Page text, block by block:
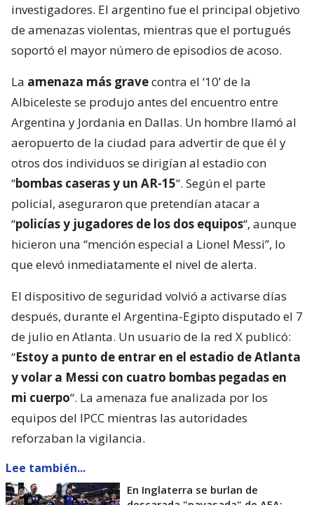
investigadores. El argentino fue el principal objetivo
de amenazas violentas, mientras que el portugués
soportó el mayor número de episodios de acoso.
La amenaza más gravecontra el ‘10’ de la
Albiceleste se produjo antes del encuentro entre
Argentina y Jordania en Dallas. Un hombre llamó al
aeropuerto de la ciudad para advertir de que él y
otros dos individuos se dirigían al estadio con
“bombas caseras y un AR-15“. Según el parte
policial, aseguraron que pretendían atacar a
“policías y jugadores de los dos equipos“, aunque
hicieron una “mención especial a Lionel Messi”, lo
que elevó inmediatamente el nivel de alerta.
El dispositivo de seguridad volvió a activarse días
después, durante el Argentina-Egipto disputado el 7
de julio en Atlanta. Un usuario de la red X publicó:
“Estoy a punto de entrar en el estadio de Atlanta
y volar a Messi con cuatro bombas pegadas en
mi cuerpo“. La amenaza fue analizada por los
equipos del IPCC mientras las autoridades
reforzaban la vigilancia.
Lee también...
En Inglaterra se burlan de